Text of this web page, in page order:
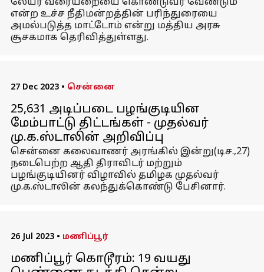
லேயர் வரையறையை கொண்டுவர வேண்டும்
என்ற உச்ச நீதிமன்றத்தின் பரிந்துரையை
அமல்படுத்த மாட்டோம் என்று மத்திய அரசு
சூசகமாக தெரிவித்துள்ளது.
27 Dec 2023 • சென்னை
25,631 அடிப்படை பழங்குடியின
மேம்பாட்டு திட்டங்கள் - முதல்வர்
மு.க.ஸ்டாலின் அறிவிப்பு
சென்னை கலைவாணர் அரங்கில் இன்று(டிச.,27)
நடைபெற்ற ஆதி திராவிடர் மற்றும்
பழங்குடியினர் விழாவில் தமிழக முதல்வர்
மு.க.ஸ்டாலின் கலந்துக்கொண்டு பேசினார்.
26 Jul 2023 • மணிப்பூர்
மணிப்பூர் கொடூரம்: 19 வயது